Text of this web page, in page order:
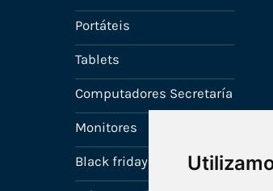
Portáteis
Tablets
Computadores Secretaría
Monitores
Black friday